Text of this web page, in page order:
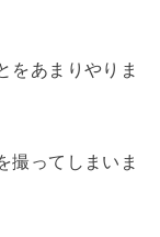
をあまりやりま
撮ってしまいま